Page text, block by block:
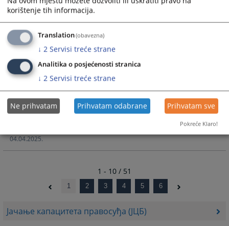
Јачање капацитета правосуђа (ЈЦБ)
11.07.2025.
13.06.2025.
Наставак активности на унапређењу квалитета и
ефикасности казнених поступака
19.05.2025.
Европска мрежа судских вијећа снажно подржава
04.04.2025.
постао први састанак такве врсте изван границе ЕУ
1 - 10 / 51
1 2 3 4 5 6
korištenje tih informacija.
Translation(obavezna)
↓ 2 Servisi treće strane
Analitika o posjećenosti stranica
↓ 2 Servisi treće strane
Ne prihvatam Prihvatam odabrane Prihvatam sve
Pokreće Klaro!